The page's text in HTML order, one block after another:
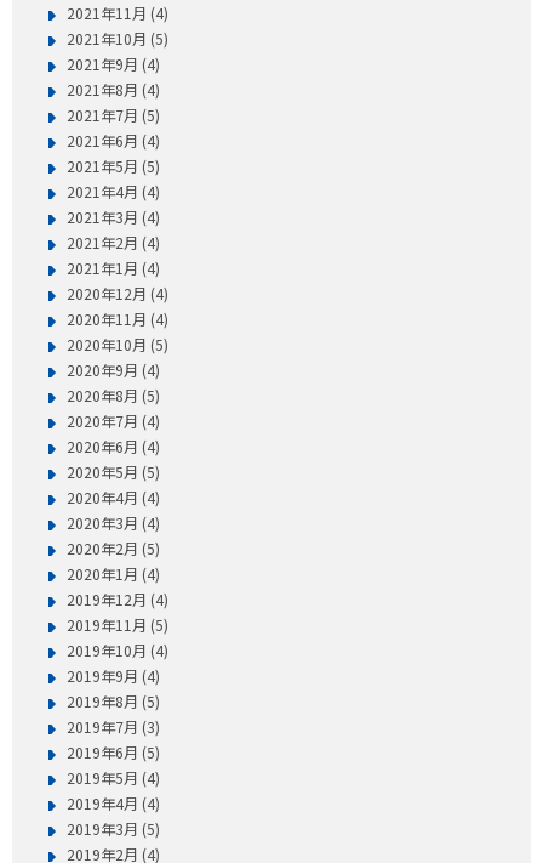
2021年11月 (4)
2021年10月 (5)
2021年9月 (4)
2021年8月 (4)
2021年7月 (5)
2021年6月 (4)
2021年5月 (5)
2021年4月 (4)
2021年3月 (4)
2021年2月 (4)
2021年1月 (4)
2020年12月 (4)
2020年11月 (4)
2020年10月 (5)
2020年9月 (4)
2020年8月 (5)
2020年7月 (4)
2020年6月 (4)
2020年5月 (5)
2020年4月 (4)
2020年3月 (4)
2020年2月 (5)
2020年1月 (4)
2019年12月 (4)
2019年11月 (5)
2019年10月 (4)
2019年9月 (4)
2019年8月 (5)
2019年7月 (3)
2019年6月 (5)
2019年5月 (4)
2019年4月 (4)
2019年3月 (5)
2019年2月 (4)